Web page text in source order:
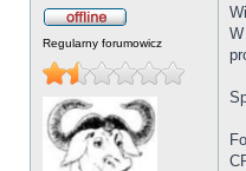
Regularny forumowicz